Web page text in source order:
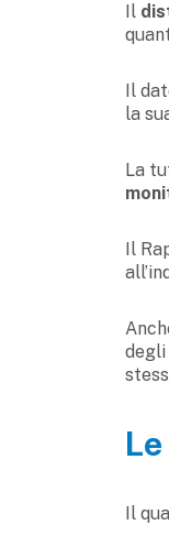
Il
Il
la
La
Il
degli
Il